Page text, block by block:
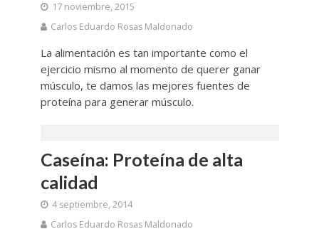
17 noviembre, 2015
Carlos Eduardo Rosas Maldonado
La alimentación es tan importante como el
ejercicio mismo al momento de querer ganar
músculo, te damos las mejores fuentes de
proteína para generar músculo.
Caseína: Proteína de alta
calidad
4 septiembre, 2014
Carlos Eduardo Rosas Maldonado